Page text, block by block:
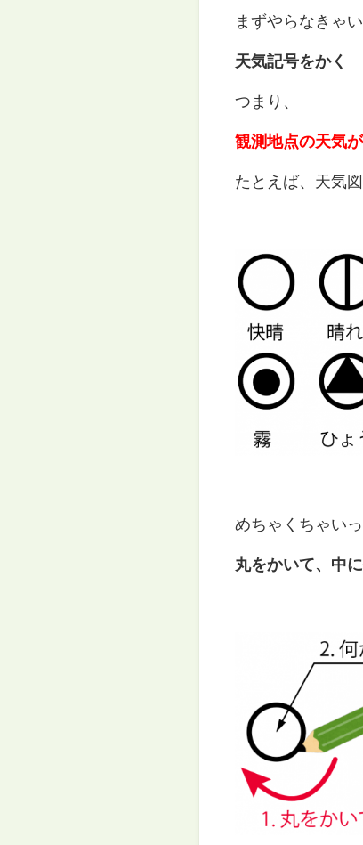
まずやらなきゃ
天気記号をかく
つまり、
観測地点の天気
たとえば、天気
めちゃくちゃい
丸をかいて、中